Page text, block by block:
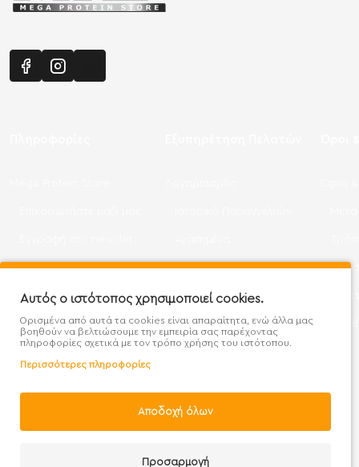
Χάρτης Ιστότοπου
Προσφορές - Clearence
Σύγκριση
GDPR
Χονδρική
Αυτός ο ιστότοπος χρησιμοποιεί cookies.
Ορισμένα από αυτά τα cookies είναι απαραίτητα, ενώ άλλα μας
βοηθούν να βελτιώσουμε την εμπειρία σας παρέχοντας
πληροφορίες σχετικά με τον τρόπο χρήσης του ιστότοπου.
Περισσότερες πληροφορίες
Αποδοχή όλων
Προσαρμογή